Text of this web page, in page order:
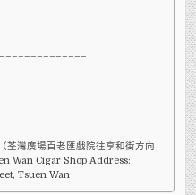
荃灣廣場百老匯戲院往享和街方向
Wan Cigar Shop Address:
Tsuen Wan